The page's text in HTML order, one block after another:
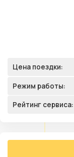
Цена поездки:
Режим работы:
Рейтинг сервиса: